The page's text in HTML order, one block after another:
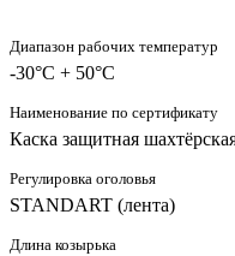
Диапазон рабочих температур
-30°C + 50°C
Наименование по сертификату
Каска защитная
Регулировка оголовья
STANDART (лента)
Длина козырька